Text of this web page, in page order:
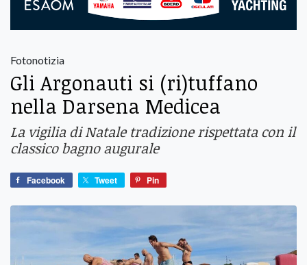
Fotonotizia
Gli Argonauti si (ri)tuffano
nella Darsena Medicea
La vigilia di Natale tradizione rispettata con il
classico bagno augurale
Facebook Tweet Pin